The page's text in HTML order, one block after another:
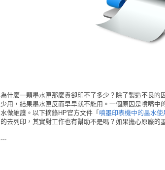
為什麼一顆墨水匣那麼貴卻印不了多少？除了製造不良
少用，結果墨水匣反而早早就不能用。一個原因是噴嘴
水做維護。以下摘錄HP官方文件「噴墨印表機中的墨水使
的去列印，其實對工作也有幫助不是嗎？如果擔心原廠的
---